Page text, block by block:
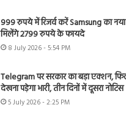
999 रुपये में रिजर्व करें Samsung का
मिलेंगे 2799 रुपये के फायदे
8 July 2026 - 5:54 PM
Telegram पर सरकार का बड़ा एक्शन,
देखना पड़ेगा भारी, तीन दिनों में दूसरा नोटिस
5 July 2026 - 2:25 PM